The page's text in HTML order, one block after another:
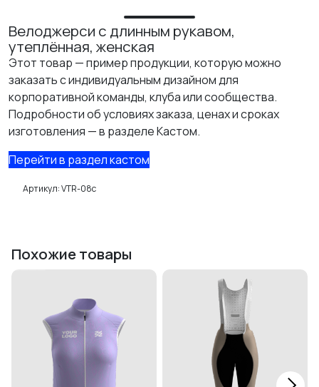
ПРОИЗВОДИМ ОДЕЖДУ ДЛЯ ВЕЛОСПОРТА, ТРИАТЛОНА И БЕГА.
ПОЛУЧИТЕ СВОЙ КАСТОМ
Велоджерси с длинным рукавом,
утеплённая, женская
Этот товар — пример продукции, которую можно
заказать с индивидуальным дизайном для
корпоративной команды, клуба или сообщества.
Подробности об условиях заказа, ценах и сроках
изготовления — в разделе Кастом.
Перейти в раздел кастом
Артикул:VTR-08c
Похожие товары